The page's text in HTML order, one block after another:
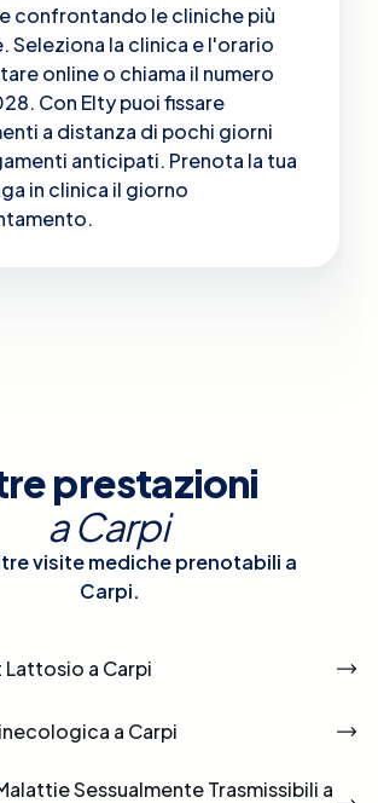
confrontando le cliniche più
Seleziona la clinica e l'orario
online o chiama il numero
Con Elty puoi fissare
a distanza di pochi giorni
anticipati. Prenota la tua
in clinica il giorno
prestazioni
aCarpi
visite mediche prenotabili a
Carpi.
Lattosio a Carpi
a Carpi
Sessualmente Trasmissibili a